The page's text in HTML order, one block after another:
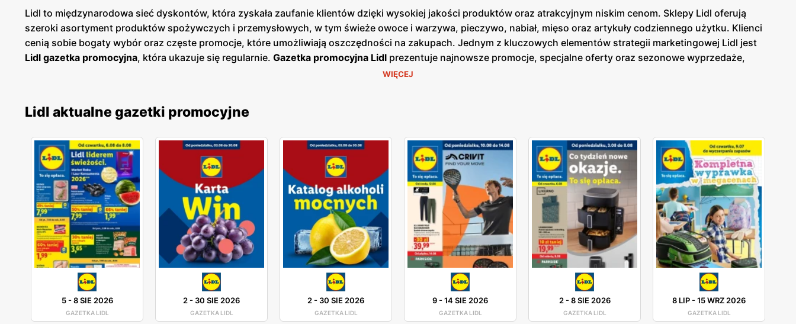
Lidl to międzynarodowa sieć dyskontów, która zyskała zaufanie klientów dzięki wysokiej jakości produktów oraz atrakcyjnym niskim cenom. Sklepy Lidl oferują
szeroki asortyment produktów spożywczych i przemysłowych, w tym świeże owoce i warzywa, pieczywo, nabiał, mięso oraz artykuły codziennego użytku. Klienci
cenią sobie bogaty wybór oraz częste promocje, które umożliwiają oszczędności na zakupach. Jednym z kluczowych elementów strategii marketingowej Lidl jest
Lidl gazetka promocyjna, która ukazuje się regularnie. Gazetka promocyjna Lidl prezentuje najnowsze promocje, specjalne oferty oraz sezonowe wyprzedaże,
dzięki czemu klienci mogą planować swoje zakupy i korzystać z wyjątkowych okazji cenowych.
klientów. Firma kładzie duży nacisk na jakość obsługi oraz świeżość oferowanych produktów, oferując bogaty wybór produktów od lokalnych dostawców. Dzięki
zarówno popularne marki, jak i produkty własne, które są dostępne w atrakcyjnych niskich cenach. Sieć stawia na innowacyjność i ciągłe udoskonalanie swojej
oferty, aby sprostać oczekiwaniom klientów poszukujących świeżych i wysokiej jakości produktów spożywczych oraz przemysłowych.
WIĘCEJ
Lidl aktualne gazetki promocyjne
5-8 SIE 2026
GAZETKA LIDL
2- 30 SIE 2026
GAZETKA LIDL
2- 30 SIE 2026
GAZETKA LIDL
9-14 SIE 2026
GAZETKA LIDL
2-8 SIE 2026
GAZETKA LIDL
8 LIP-15 WRZ 2026
GAZETKA LIDL